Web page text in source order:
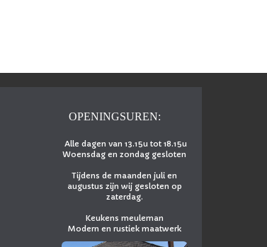
OPENINGSUREN:
Alle dagen van 13.15u tot 18.15u
Woensdag en zondag gesloten
Tijdens de maanden juli en
augustus zijn wij gesloten op
zaterdag.
Keukens meuleman
Modern en rustiek maatwerk